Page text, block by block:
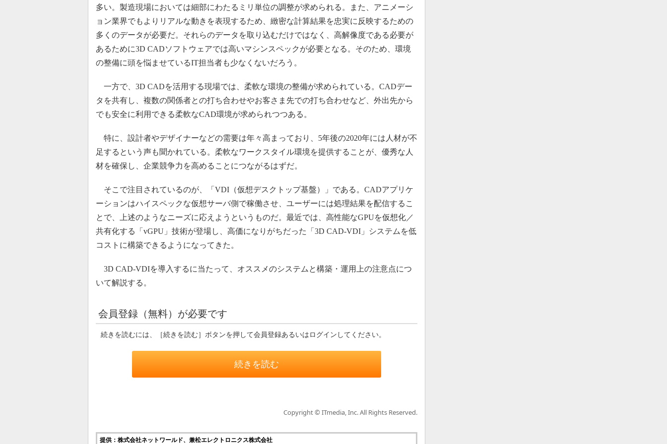
多い。製造現場においては細部にわたるミリ単位の調整が求められる。また、アニメーシ
ョン業界でもよりリアルな動きを表現するため、緻密な計算結果を忠実に反映するための
多くのデータが必要だ。それらのデータを取り込むだけではなく、高解像度である必要が
あるために3D CADソフトウェアでは高いマシンスペックが必要となる。そのため、環境
の整備に頭を悩ませているIT担当者も少なくないだろう。
一方で、3D CADを活用する現場では、柔軟な環境の整備が求められている。CADデー
タを共有し、複数の関係者との打ち合わせやお客さま先での打ち合わせなど、外出先から
でも安全に利用できる柔軟なCAD環境が求められつつある。
特に、設計者やデザイナーなどの需要は年々高まっており、5年後の2020年には人材が不
足するという声も聞かれている。柔軟なワークスタイル環境を提供することが、優秀な人
材を確保し、企業競争力を高めることにつながるはずだ。
そこで注目されているのが、「VDI（仮想デスクトップ基盤）」である。CADアプリケ
ーションはハイスペックな仮想サーバ側で稼働させ、ユーザーには処理結果を配信するこ
とで、上述のようなニーズに応えようというものだ。最近では、高性能なGPUを仮想化／
共有化する「vGPU」技術が登場し、高価になりがちだった「3D CAD-VDI」システムを低
コストに構築できるようになってきた。
3D CAD-VDIを導入するに当たって、オススメのシステムと構築・運用上の注意点につ
いて解説する。
会員登録（無料）が必要です
続きを読むには、［続きを読む］ボタンを押して会員登録あるいはログインしてください。
続きを読む
Copyright © ITmedia, Inc. All Rights Reserved.
提供：株式会社ネットワールド、兼松エレクトロニクス株式会社